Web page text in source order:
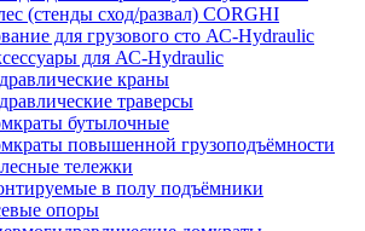
(стенды сход/развал) CORGHI
для грузового сто АС-Hydraulic
для АС-Hydraulic
краны
траверсы
бутылочные
повышенной грузоподъёмности
тележки
в полу подъёмники
опоры